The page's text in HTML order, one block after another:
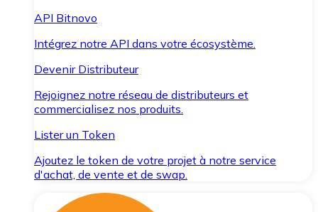
API Bitnovo
Intégrez notre API dans votre écosystème.
Devenir Distributeur
Rejoignez notre réseau de distributeurs et
commercialisez nos produits.
Lister un Token
Ajoutez le token de votre projet à notre service
d'achat, de vente et de swap.